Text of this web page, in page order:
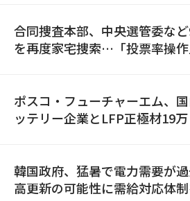
合同捜査本部、中央選管委な
を再度家宅捜索…「投票率操
ポスコ・フューチャーエム、
ッテリー企業とLFP正極材19
韓国政府、猛暑で電力需要が
高更新の可能性に需給対応体